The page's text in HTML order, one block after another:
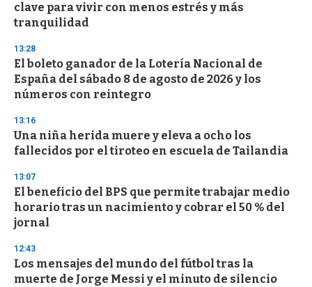
clave para vivir con menos estrés y más
tranquilidad
13:28
El boleto ganador de la Lotería Nacional de
España del sábado 8 de agosto de 2026 y los
números con reintegro
13:16
Una niña herida muere y eleva a ocho los
fallecidos por el tiroteo en escuela de Tailandia
13:07
El beneficio del BPS que permite trabajar medio
horario tras un nacimiento y cobrar el 50 % del
jornal
12:43
Los mensajes del mundo del fútbol tras la
muerte de Jorge Messi y el minuto de silencio